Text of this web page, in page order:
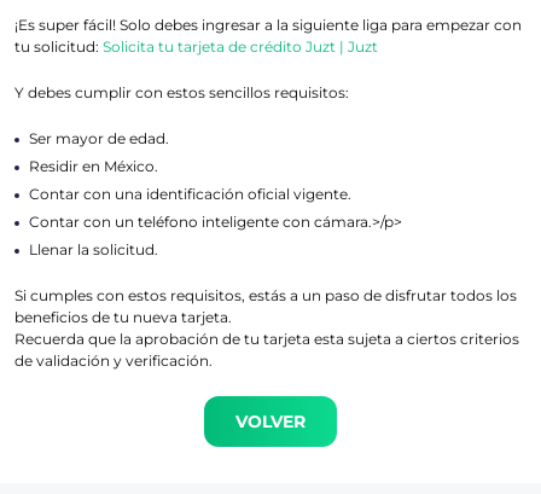
¡Es super fácil! Solo debes ingresar a la siguiente liga para empezar con
tu solicitud: Solicita tu tarjeta de crédito Juzt | Juzt
Y debes cumplir con estos sencillos requisitos:
Ser mayor de edad.
Residir en México.
Contar con una identificación oficial vigente.
Contar con un teléfono inteligente con cámara.>/p>
Llenar la solicitud.
Si cumples con estos requisitos, estás a un paso de disfrutar todos los
beneficios de tu nueva tarjeta.
Recuerda que la aprobación de tu tarjeta esta sujeta a ciertos criterios
de validación y verificación.
VOLVER